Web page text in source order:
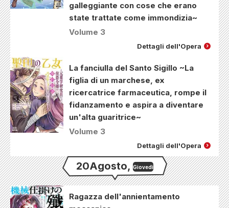
galleggiante con cose che erano
state trattate come immondizia~
Volume 3
Dettagli dell'Opera
La fanciulla del Santo Sigillo ~La
figlia di un marchese, ex
ricercatrice farmaceutica, rompe il
fidanzamento e aspira a diventare
un'alta guaritrice~
Volume 3
Dettagli dell'Opera
20Agosto, Giovedì
Ragazza dell'annientamento